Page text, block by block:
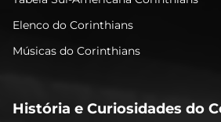
Elenco do Corinthians
Músicas do Corinthians
História e Curiosidades do